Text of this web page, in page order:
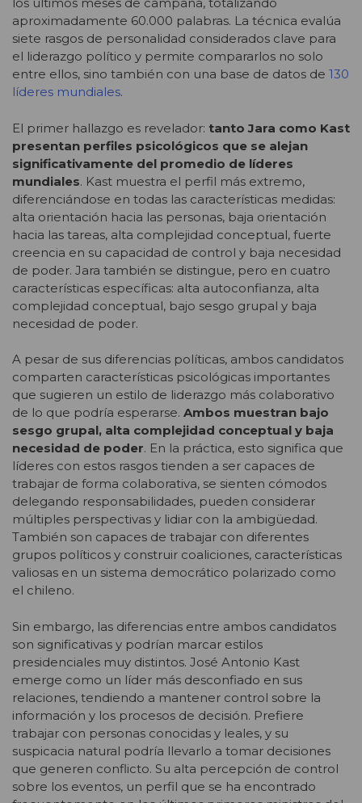
los últimos meses de campaña, totalizando
aproximadamente 60.000 palabras. La técnica evalúa
siete rasgos de personalidad considerados clave para
el liderazgo político y permite compararlos no solo
entre ellos, sino también con una base de datos de 130
líderes mundiales.
El primer hallazgo es revelador: tanto Jara como Kast
presentan perfiles psicológicos que se alejan
significativamente del promedio de líderes
mundiales. Kast muestra el perfil más extremo,
diferenciándose en todas las características medidas:
alta orientación hacia las personas, baja orientación
hacia las tareas, alta complejidad conceptual, fuerte
creencia en su capacidad de control y baja necesidad
de poder. Jara también se distingue, pero en cuatro
características específicas: alta autoconfianza, alta
complejidad conceptual, bajo sesgo grupal y baja
necesidad de poder.
A pesar de sus diferencias políticas, ambos candidatos
comparten características psicológicas importantes
que sugieren un estilo de liderazgo más colaborativo
de lo que podría esperarse. Ambos muestran bajo
sesgo grupal, alta complejidad conceptual y baja
necesidad de poder. En la práctica, esto significa que
líderes con estos rasgos tienden a ser capaces de
trabajar de forma colaborativa, se sienten cómodos
delegando responsabilidades, pueden considerar
múltiples perspectivas y lidiar con la ambigüedad.
También son capaces de trabajar con diferentes
grupos políticos y construir coaliciones, características
valiosas en un sistema democrático polarizado como
el chileno.
Sin embargo, las diferencias entre ambos candidatos
son significativas y podrían marcar estilos
presidenciales muy distintos. José Antonio Kast
emerge como un líder más desconfiado en sus
relaciones, tendiendo a mantener control sobre la
información y los procesos de decisión. Prefiere
trabajar con personas conocidas y leales, y su
suspicacia natural podría llevarlo a tomar decisiones
que generen conflicto. Su alta percepción de control
sobre los eventos, un perfil que se ha encontrado